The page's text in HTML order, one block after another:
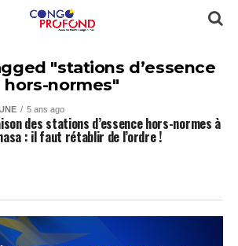
"stations d’essence
hors-normes"
5 ans ago
des stations d’essence hors-normes à
: il faut rétablir de l’ordre !